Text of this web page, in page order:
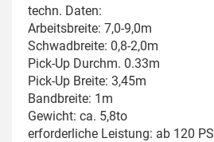
techn. Daten:
Arbeitsbreite: 7,0-9,0m
Schwadbreite: 0,8-2,0m
Pick-Up Durchm. 0.33m
Pick-Up Breite: 3,45m
Bandbreite: 1m
Gewicht: ca. 5,8to
erforderliche Leistung: ab 120 PS